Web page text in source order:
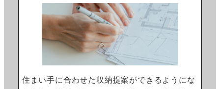
住まい手に合わせた収納提案ができるようにな